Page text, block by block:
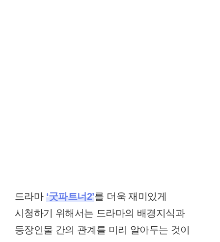
드라마 ‘굿파트너2’를 더욱 재미있게
시청하기 위해서는 드라마의 배경지식과
등장인물 간의 관계를 미리 알아두는 것이